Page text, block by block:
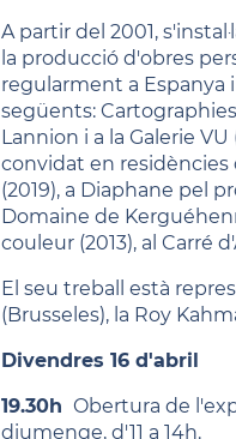
A partir del 2001,
la producció d'obres
regularment a Espanya
següents: Cartographies
Lannion i a la Galerie
convidat en residències
(2019), a Diaphane pel
Domaine de
couleur (2013), al Carré
El seu treball està
(Brusseles), la Roy
Divendres 16 d'abril
19.30h Obertura de
diumenge, d'11 a 14h.